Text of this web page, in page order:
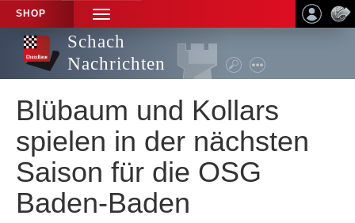
SHOP
TOGGLE
NAVIGATION
Schach
Nachrichten
Blübaum und Kollars
spielen in der nächsten
Saison für die OSG
Baden-Baden